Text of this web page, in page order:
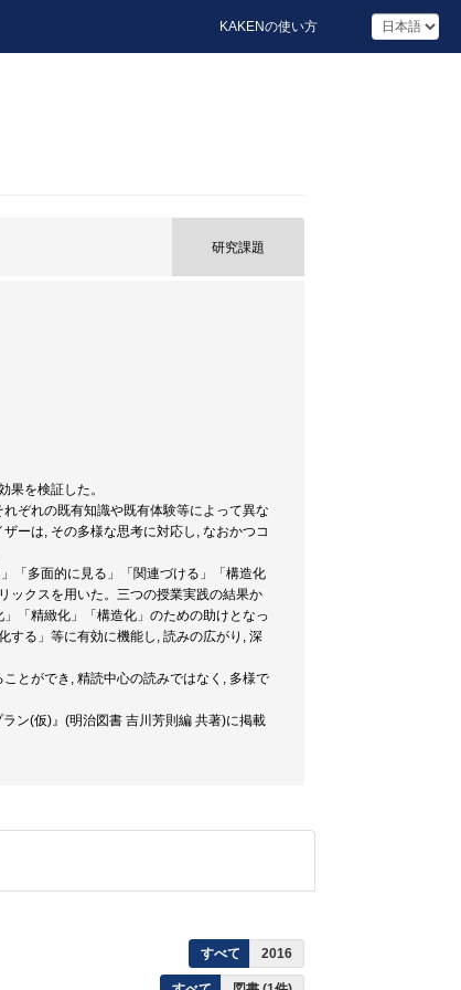
KAKENの使い方
研究課題
果を検証した。
ぞれの既有知識や既有体験等によって異な
ーは, その多様な思考に対応し, なおかつコ
「多面的に見る」「関連づける」「構造化
ックスを用いた。三つの授業実践の結果か
「精緻化」「構造化」のための助けとなっ
する」等に有効に機能し, 読みの広がり, 深
とができ, 精読中心の読みではなく, 多様で
ン(仮)』(明治図書 吉川芳則編 共著)に掲載
すべて 2016